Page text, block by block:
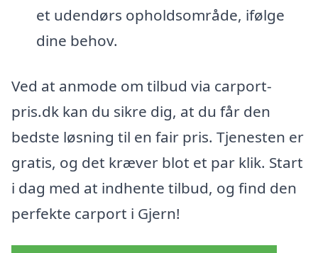
et udendørs opholdsområde, ifølge
dine behov.
Ved at anmode om tilbud via carport-
pris.dk kan du sikre dig, at du får den
bedste løsning til en fair pris. Tjenesten er
gratis, og det kræver blot et par klik. Start
i dag med at indhente tilbud, og find den
perfekte carport i Gjern!